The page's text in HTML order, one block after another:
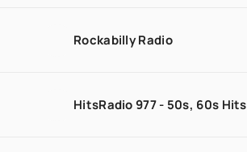
Rockabilly Radio
HitsRadio 977 - 50s, 60s Hits